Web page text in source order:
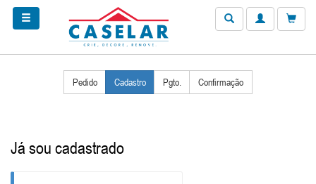
Pedido Cadastro Pgto. Confirmação
Já sou cadastrado